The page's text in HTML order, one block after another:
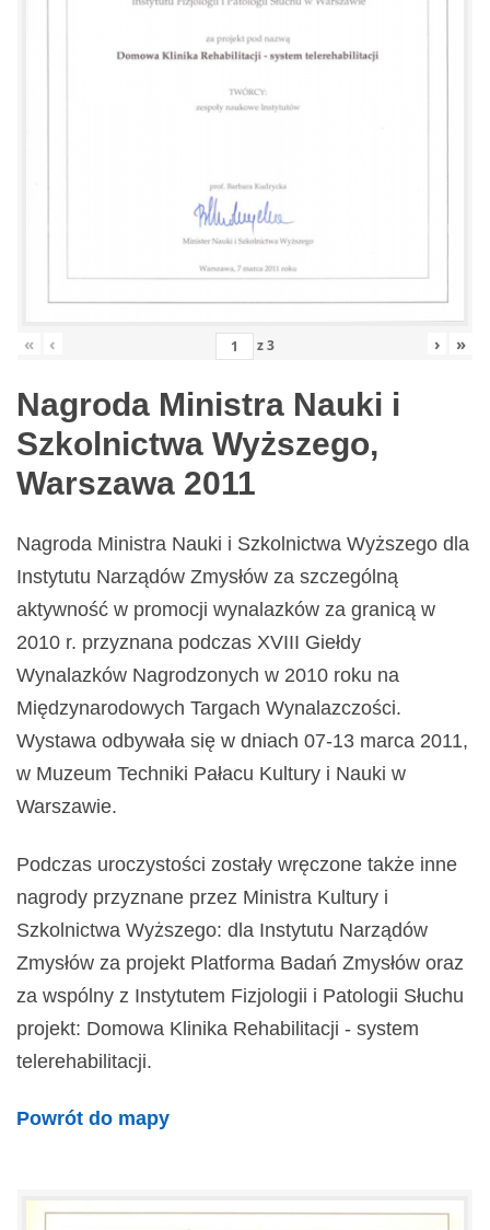
« ‹ z3 › »
Nagroda Ministra Nauki i
Szkolnictwa Wyższego,
Warszawa 2011
Nagroda Ministra Nauki i Szkolnictwa Wyższego dla
Instytutu Narządów Zmysłów za szczególną
aktywność w promocji wynalazków za granicą w
2010 r. przyznana podczas XVIII Giełdy
Wynalazków Nagrodzonych w 2010 roku na
Międzynarodowych Targach Wynalazczości.
Wystawa odbywała się w dniach 07-13 marca 2011,
w Muzeum Techniki Pałacu Kultury i Nauki w
Warszawie.
Podczas uroczystości zostały wręczone także inne
nagrody przyznane przez Ministra Kultury i
Szkolnictwa Wyższego: dla Instytutu Narządów
Zmysłów za projekt Platforma Badań Zmysłów oraz
za wspólny z Instytutem Fizjologii i Patologii Słuchu
projekt: Domowa Klinika Rehabilitacji - system
telerehabilitacji.
Powrót do mapy